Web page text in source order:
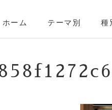
ホーム テーマ別 種